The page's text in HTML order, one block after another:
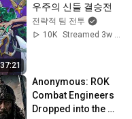
우주의 신들 결승전
전략적 팀 전투
10K
Streamed 3w ago
Anonymous: ROK
Combat Engineers
Dropped into the